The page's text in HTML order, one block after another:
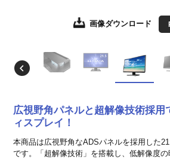
画像ダウンロード
画像ダウンロード JPEG
画像ダウンロード JPEG
画像ダウンロード JPEG
画像ダウンロード JPEG
画像ダウンロード JPEG
画像ダウンロード JPEG
広視野角パネルと超解像技術採用
ィスプレイ！
本商品は広視野角なADSパネルを採用した
です。「超解像技術」を搭載し、低解像度